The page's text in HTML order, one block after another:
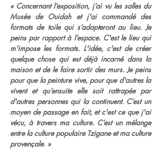
« Concernant l’exposition, j’ai vu les salles du
Musée de Ouidah et j'ai commandé des
formats de toile qui s’adapteront au lieu. Je
peins par rapport à l’espace. C'est le lieu qui
m'impose les formats. L'idée, c'est de créer
quelque chose qui est déjà incarné dans la
maison et de le faire sortir des murs. Je peins
pour que la peinture vive, pour que d'autres la
vivent et qu’ensuite elle soit rattrapée par
d'autres personnes qui la continuent. C’est un
moyen de passage en fait, et c'est ce que j'ai
vécu, à travers ma culture. C’est un mélange
entre la culture populaire Tzigane et ma culture
provençale. »